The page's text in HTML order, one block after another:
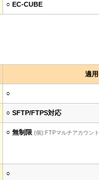
○ EC-CUBE
適用
○
○ SFTP/FTPS対応
○ 無制限 (個):FTPマルチアカウント
○